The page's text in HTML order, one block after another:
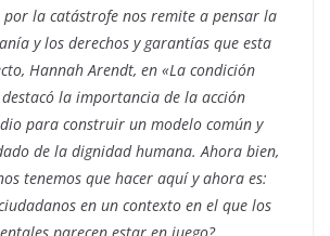
la catástrofe nos remite a pensar la
y los derechos y garantías que esta
Hannah Arendt, en «La condición
la importancia de la acción
para construir un modelo común y
de la dignidad humana. Ahora bien,
tenemos que hacer aquí y ahora es:
en un contexto en el que los